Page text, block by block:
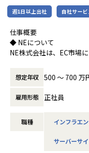
◆ 業務内容
技術・運用を軸としたチ
徐々に組織設計やマネジ
をしています
・エンジニアチームへ
・チームのパフォーマ
将来的に以下のような
・組織設計・エンジニ
せる仕組みづくり
・事業基盤ロードマッ
週1日以上出社 自社サービ
仕事概要
◆ NEについて
NE株式会社は、EC市場
トウェア企業です。
現在6,500社を超える多
2025年11月に東証グロ
ム)"と呼ばれるシステム
想定年収 500 〜 700 万
雇用形態 正社員
職種 インフラエ
サーバーサ